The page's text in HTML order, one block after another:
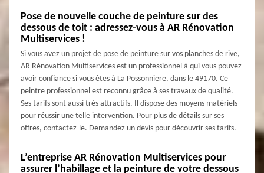
Pose de nouvelle couche de peinture sur des
dessous de toit : adressez-vous à AR Rénovation
Multiservices !
Si vous avez un projet de pose de peinture sur vos planches de rive,
AR Rénovation Multiservices est un professionnel à qui vous pouvez
avoir confiance si vous êtes à La Possonniere, dans le 49170. Ce
peintre professionnel est reconnu grâce à ses travaux de qualité.
Ses tarifs sont aussi très attractifs. Il dispose des moyens matériels
pour réussir une telle intervention. Pour plus de détails sur ses
offres, contactez-le. Demandez un devis pour découvrir ses tarifs.
L’entreprise AR Rénovation Multiservices pour
assurer l’habillage et la peinture de votre dessous